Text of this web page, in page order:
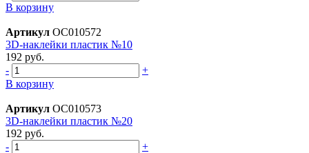
В корзину
Артикул ОС010572
3D-наклейки пластик №10
192 руб.
-
+
В корзину
Артикул ОС010573
3D-наклейки пластик №20
192 руб.
-
+